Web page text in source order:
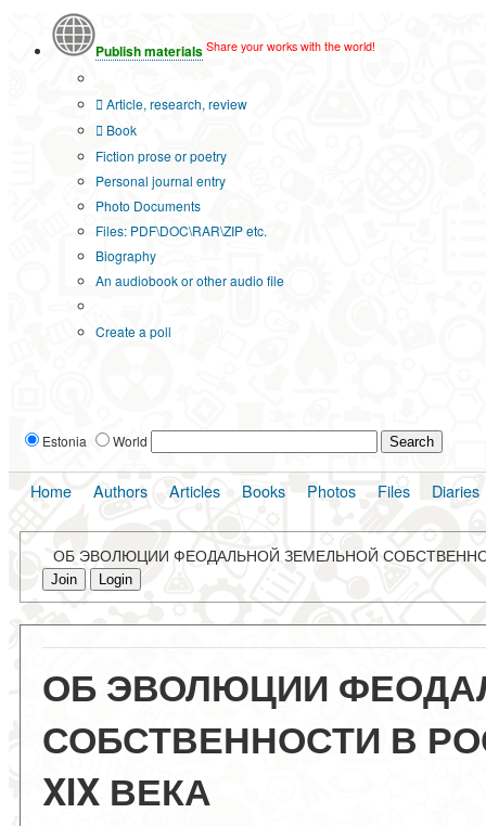
Publish materials Share your works with the world!
Article, research, review
Book
Fiction prose or poetry
Personal journal entry
Photo Documents
Files: PDF\DOC\RAR\ZIP etc.
Biography
An audiobook or other audio file
Create a poll
Estonia World
Home Authors Articles Books Photos Files Diaries
ОБ ЭВОЛЮЦИИ ФЕОДАЛЬНОЙ ЗЕМЕЛЬНОЙ
Join Login
ОБ ЭВОЛЮЦИИ
СОБСТВЕННОСТИ В
XIX ВЕКА